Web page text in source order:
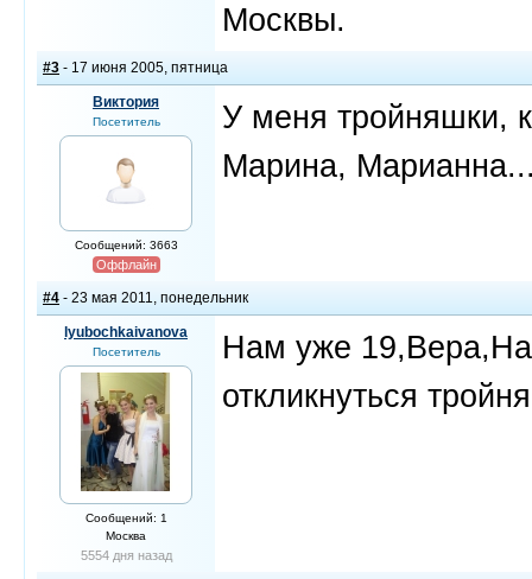
Москвы.
#3 - 17 июня 2005, пятница
Виктория
Посетитель
Сообщений: 3663
Оффлайн
У меня тройняшки,
Марина,
#4 - 23 мая 2011, понедельник
lyubochkaivanova
Посетитель
Сообщений: 1
Москва
5554 дня назад
Нам уже
откликнуться